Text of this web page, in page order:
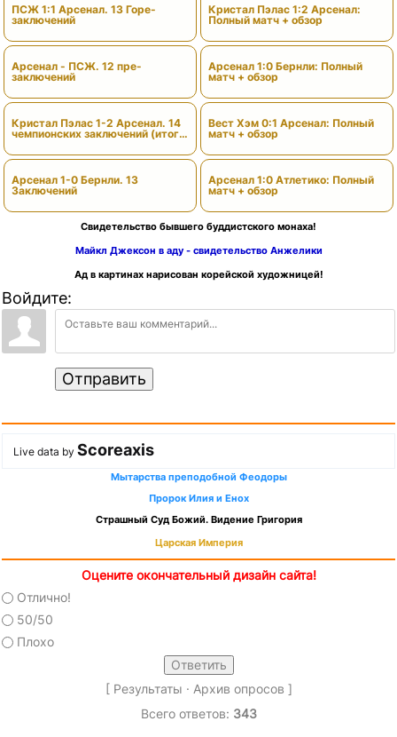
ПСЖ 1:1 Арсенал. 13 Горе-
заключений
Арсенал - ПСЖ. 12 пре-
заключений
Кристал Пэлас 1-2 Арсенал. 14
чемпионских заключений (итоги
Арсенал 1-0 Бернли. 13
Заключений
Кристал Пэлас 1:2 Арсенал:
Полный матч + обзор
Арсенал 1:0 Бернли: Полный
матч + обзор
Вест Хэм 0:1 Арсенал: Полный
матч + обзор
Арсенал 1:0 Атлетико: Полный
матч + обзор
Свидетельство бывшего буддистского монаха!
Майкл Джексон в аду - свидетельство Анжелики
Ад в картинах нарисован корейской художницей!
Войдите:
Отправить
Live data by Scoreaxis
Мытарства преподобной Феодоры
Пророк Илия и Енох
Страшный Суд Божий. Видение Григория
Царская Империя
Оцените окончательный дизайн сайта!
Отлично!
50/50
Плохо
[ Результаты · Архив опросов ]
Всего ответов: 343